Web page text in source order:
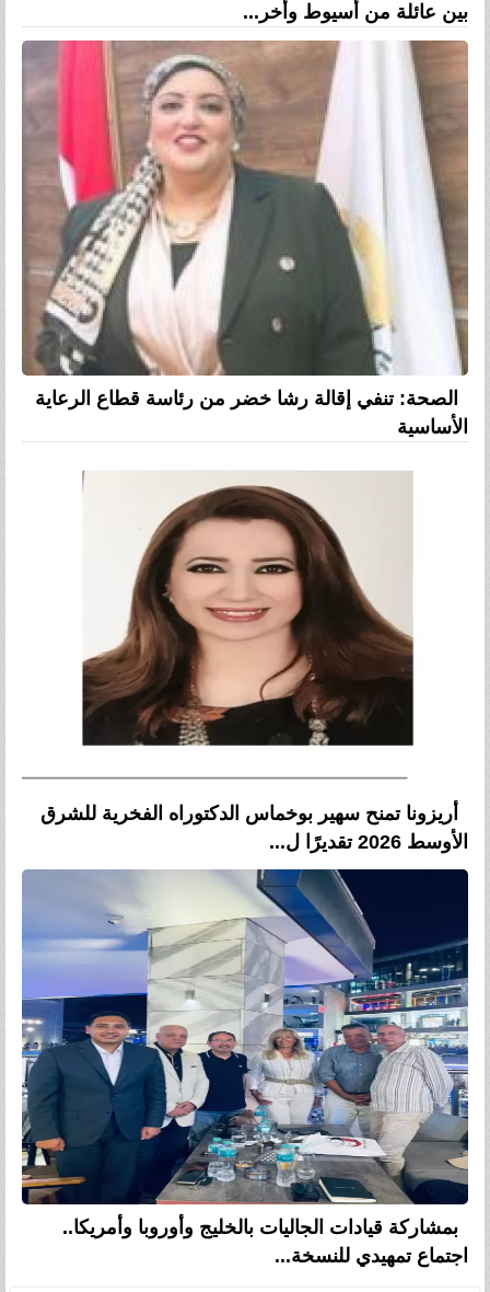
بين عائلة من أسيوط وأخر...
الصحة: تنفي إقالة رشا خضر من رئاسة قطاع الرعاية
الأساسية
أريزونا تمنح سهير بوخماس الدكتوراه الفخرية للشرق
الأوسط 2026 تقديرًا ل...
بمشاركة قيادات الجاليات بالخليج وأوروبا وأمريكا..
اجتماع تمهيدي للنسخة...